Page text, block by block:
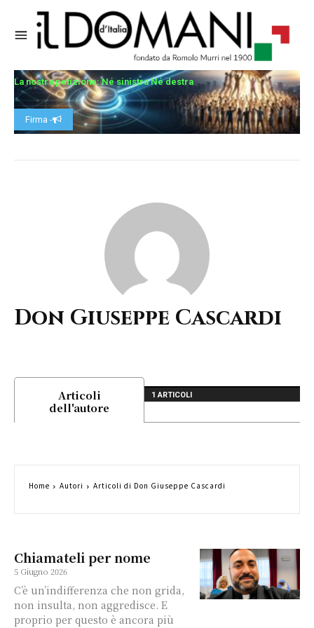
La nostra petizione: Né sinistra Né destra
Firma -
Don Giuseppe Cascardi
Articoli
dell'autore
1 ARTICOLI
Chiamateli per nome
5 Giugno 2026
C’è un’indifferenza che non grida,
non insulta, non aggredisce. E
proprio per questo è ancora più
Home Autori Articoli di Don Giuseppe Cascardi